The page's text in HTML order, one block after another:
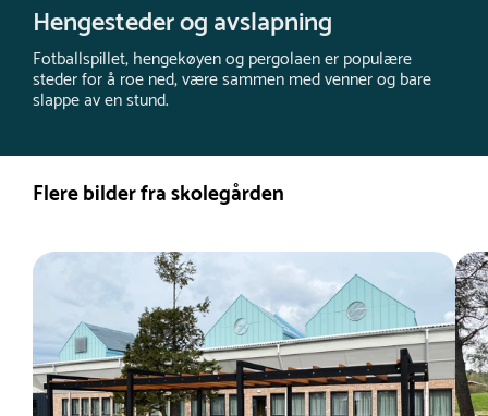
Hengesteder og avslapning
Fotballspillet, hengekøyen og pergolaen er populære
steder for å roe ned, være sammen med venner og bare
slappe av en stund.
Flere bilder fra skolegården